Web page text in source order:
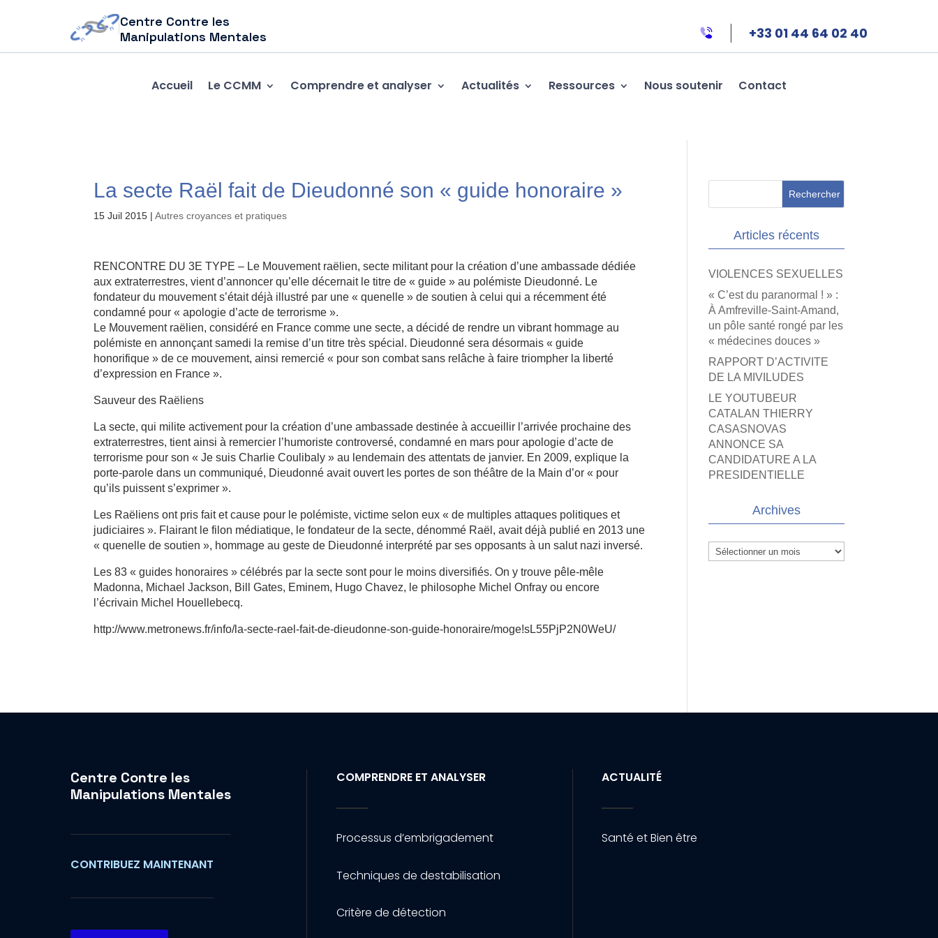
Centre Contre les
Manipulations Mentales
+33 01 44 64 02 40
Accueil Le CCMM Comprendre et analyser Actualités Ressources Nous soutenir Contact
La secte Raël fait de Dieudonné son « guide honoraire »
15 Juil 2015 |Autres croyances et pratiques
RENCONTRE DU 3E TYPE – Le Mouvement raëlien, secte militant pour la création d’une ambassade dédiée
aux extraterrestres, vient d’annoncer qu’elle décernait le titre de « guide » au polémiste Dieudonné. Le
fondateur du mouvement s’était déjà illustré par une « quenelle » de soutien à celui qui a récemment été
condamné pour « apologie d’acte de terrorisme ».
Le Mouvement raëlien, considéré en France comme une secte, a décidé de rendre un vibrant hommage au
polémiste en annonçant samedi la remise d’un titre très spécial. Dieudonné sera désormais « guide
honorifique » de ce mouvement, ainsi remercié « pour son combat sans relâche à faire triompher la liberté
d’expression en France ».
Sauveur des Raëliens
La secte, qui milite activement pour la création d’une ambassade destinée à accueillir l’arrivée prochaine des
extraterrestres, tient ainsi à remercier l’humoriste controversé, condamné en mars pour apologie d’acte de
terrorisme pour son « Je suis Charlie Coulibaly » au lendemain des attentats de janvier. En 2009, explique la
porte-parole dans un communiqué, Dieudonné avait ouvert les portes de son théâtre de la Main d’or « pour
qu’ils puissent s’exprimer ».
Les Raëliens ont pris fait et cause pour le polémiste, victime selon eux « de multiples attaques politiques et
judiciaires ». Flairant le filon médiatique, le fondateur de la secte, dénommé Raël, avait déjà publié en 2013 une
« quenelle de soutien », hommage au geste de Dieudonné interprété par ses opposants à un salut nazi inversé.
Les 83 « guides honoraires » célébrés par la secte sont pour le moins diversifiés. On y trouve pêle-mêle
Madonna, Michael Jackson, Bill Gates, Eminem, Hugo Chavez, le philosophe Michel Onfray ou encore
l’écrivain Michel Houellebecq.
http://www.metronews.fr/info/la-secte-rael-fait-de-dieudonne-son-guide-honoraire/moge!sL55PjP2N0WeU/
Articles récents
VIOLENCES SEXUELLES
« C’est du paranormal ! » :
À Amfreville-Saint-Amand,
un pôle santé rongé par les
« médecines douces »
RAPPORT D’ACTIVITE
DE LA MIVILUDES
LE YOUTUBEUR
CATALAN THIERRY
CASASNOVAS
ANNONCE SA
CANDIDATURE A LA
PRESIDENTIELLE
Archives
Archives
Centre Contre les
Manipulations Mentales
CONTRIBUEZ MAINTENANT
COMPRENDRE ET ANALYSER
Processus d’embrigadement
Techniques de destabilisation
Critère de détection
ACTUALITÉ
Santé et Bien être